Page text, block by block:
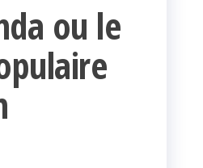
ou le